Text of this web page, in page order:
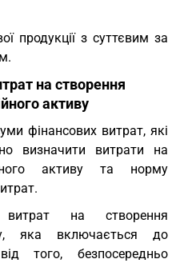
продукції з суттєвим за
на створення
активу
фінансових витрат, які
визначити витрати на
активу та норму
на створення
яка включається до
того, безпосередньо